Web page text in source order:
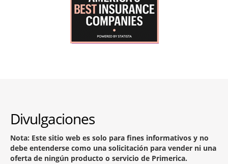
Divulgaciones
Nota: Este sitio web es solo para fines informativos y no
debe entenderse como una solicitación para vender ni una
oferta de ningún producto o servicio de Primerica.